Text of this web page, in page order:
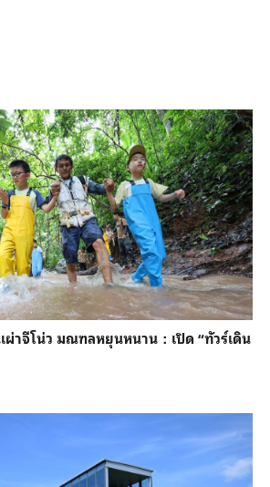
าจีโน่ว มณฑลหยุนหนาน：เปิด “ทัวร์เดิน